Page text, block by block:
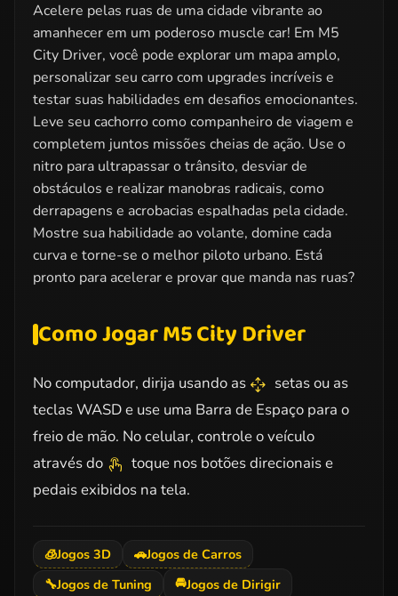
Acelere pelas ruas de uma cidade vibrante ao
amanhecer em um poderoso muscle car! Em M5
City Driver, você pode explorar um mapa amplo,
personalizar seu carro com upgrades incríveis e
testar suas habilidades em desafios emocionantes.
Leve seu cachorro como companheiro de viagem e
completem juntos missões cheias de ação. Use o
nitro para ultrapassar o trânsito, desviar de
obstáculos e realizar manobras radicais, como
derrapagens e acrobacias espalhadas pela cidade.
Mostre sua habilidade ao volante, domine cada
curva e torne-se o melhor piloto urbano. Está
pronto para acelerar e provar que manda nas ruas?
Como Jogar M5 City Driver
No computador, dirija usando as
setas ou as
teclas WASD e use uma Barra de Espaço para o
freio de mão. No celular, controle o veículo
através do
toque nos botões direcionais e
pedais exibidos na tela.
🧊Jogos 3D 🚗Jogos de Carros
🔧Jogos de Tuning 🚘Jogos de Dirigir